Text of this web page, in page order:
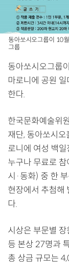
동아쏘시오그룹이 10
그룹
동아쏘시오그룹
마로니에 공원 일
한다.
한국문화예술위
재단, 동아쏘시
로니에 여성 백
누구나 무료로
시·동화) 중 한
현장에서 추첨해
다.
시상은 부문별
등 본상 27명과
총 상금 규모는